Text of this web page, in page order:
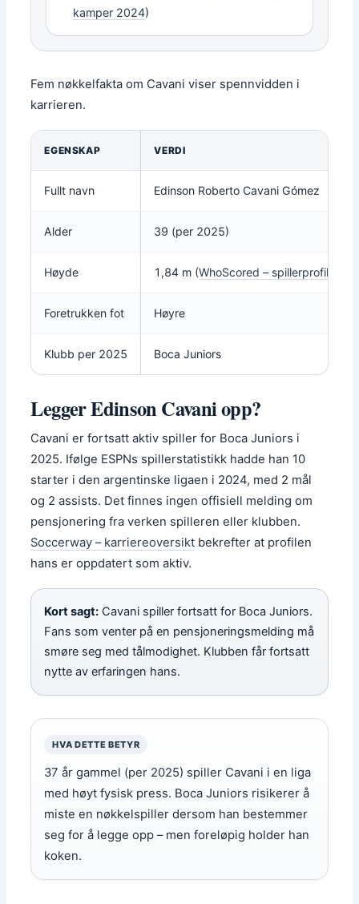
kamper 2024)
Fem nøkkelfakta om Cavani viser spennvidden i
karrieren.
EGENSKAP VERDI
Fullt navn Edinson Roberto Cavani Gómez
Alder 39 (per 2025)
Høyde 1,84 m (WhoScored – spillerprofil
Foretrukken fot Høyre
Klubb per 2025 Boca Juniors
Legger Edinson Cavani opp?
Cavani er fortsatt aktiv spiller for Boca Juniors i
2025. Ifølge ESPNs spillerstatistikk hadde han 10
starter i den argentinske ligaen i 2024, med 2 mål
og 2 assists. Det finnes ingen offisiell melding om
pensjonering fra verken spilleren eller klubben.
Soccerway – karriereoversikt bekrefter at profilen
hans er oppdatert som aktiv.
Kort sagt: Cavani spiller fortsatt for Boca Juniors.
Fans som venter på en pensjoneringsmelding må
smøre seg med tålmodighet. Klubben får fortsatt
nytte av erfaringen hans.
HVA DETTE BETYR
37 år gammel (per 2025) spiller Cavani i en liga
med høyt fysisk press. Boca Juniors risikerer å
miste en nøkkelspiller dersom han bestemmer
seg for å legge opp – men foreløpig holder han
koken.